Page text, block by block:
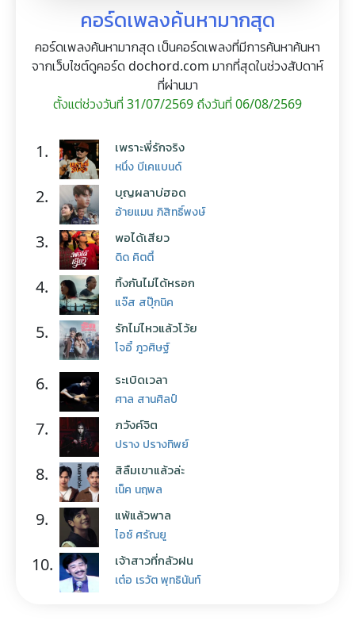
คอร์ดเพลงค้นหามากสุด
คอร์ดเพลงค้นหามากสุด เป็นคอร์ดเพลงที่มีการค้นหาค้นหา
จากเว็บไซต์ดูคอร์ด dochord.com มากที่สุดในช่วงสัปดาห์
ที่ผ่านมา
ตั้งแต่ช่วงวันที่ 31/07/2569 ถึงวันที่ 06/08/2569
1. เพราะพี่รักจริง
หนึ่ง บีเคแบนด์
2. บุญผลาบ่ฮอด
อ้ายแมน ภิสิทธิ์พงษ์
3. พอได้เสียว
ดิด คิตตี้
4. ทิ้งกันไม่ได้หรอก
แจ๊ส สปุ๊กนิค
5. รักไม่ไหวแล้วโว้ย
โจอี้ ภูวศิษฐ์
6. ระเบิดเวลา
ศาล สานศิลป์
7. ภวังค์จิต
ปราง ปรางทิพย์
8. สิลืมเขาแล้วล่ะ
เน็ค นฤพล
9. แพ้แล้วพาล
ไอซ์ ศรัณยู
10. เจ้าสาวที่กลัวฝน
เต๋อ เรวัต พุทธินันท์